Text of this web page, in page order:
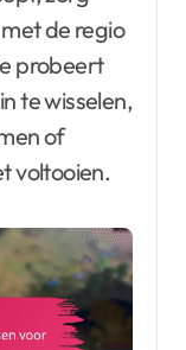
de regio
probeert
te wisselen,
of
voltooien.